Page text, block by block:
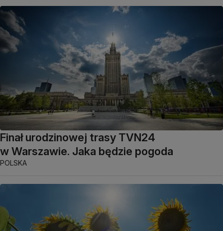
Finał urodzinowej trasy TVN24
w Warszawie. Jaka będzie pogoda
POLSKA